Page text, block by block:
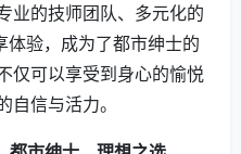
业的技师团队、多元化的
体验，成为了都市绅士的
仅可以享受到身心的愉悦
信与活力。